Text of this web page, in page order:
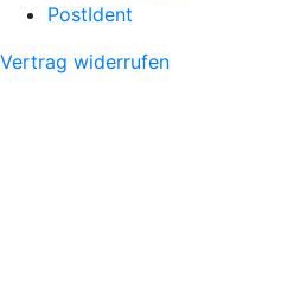
PostIdent
Vertrag widerrufen